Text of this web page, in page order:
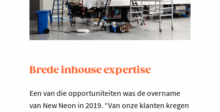
Brede inhouse expertise
Een van die opportuniteiten was de overname
van New Neon in 2019. “Van onze klanten kregen